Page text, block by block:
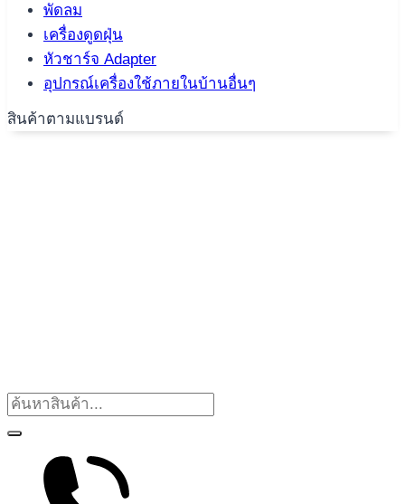
พัดลม
เครื่องดูดฝุ่น
หัวชาร์จ Adapter
อุปกรณ์เครื่องใช้ภายในบ้านอื่นๆ
สินค้าตามแบรนด์